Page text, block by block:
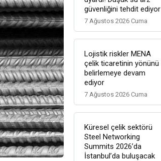
güvenliğini tehdit ediyor
7 Ağustos 2026 Cuma
Lojistik riskler MENA
çelik ticaretinin yönünü
belirlemeye devam
ediyor
7 Ağustos 2026 Cuma
Küresel çelik sektörü
Steel Networking
Summits 2026’da
İstanbul’da buluşacak